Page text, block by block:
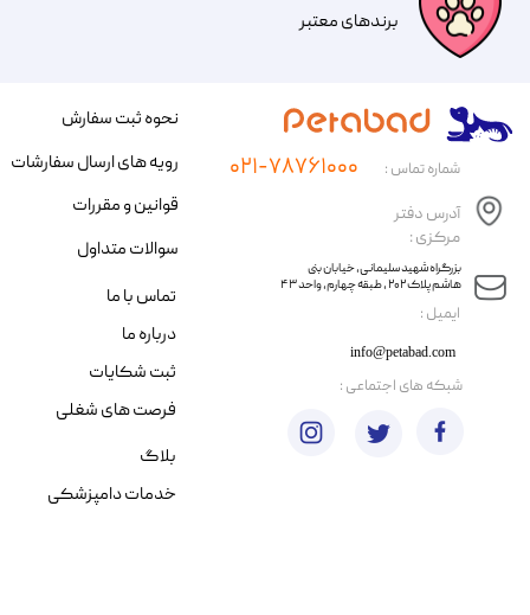
​​برندهای معتبر​​​​​​​
​ایمیل :
آدرس دفتر
مرکزی :
info@petabad.com
​​بزرگراه شهید سلیمانی، خیابان بنی
هاشم پلاک ۲۰۲ ، طبقه چهارم، واحد ۴۳
شماره تماس : ۰۲۱-۷۸۷۶۱۰۰۰
نحوه ثبت سفارش
رویه های ارسال سفارشات
قوانین و مقررات
سوالات متداول
تماس با ما
درباره ما
ثبت شکایات
فرصت های شغلی
​شبکه های اجتماعی :
بلاگ
خدمات دامپزشکی